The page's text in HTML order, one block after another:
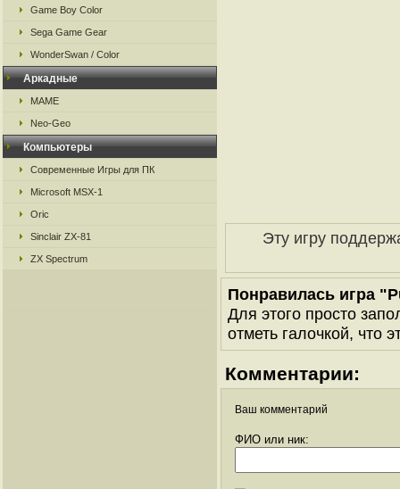
Game Boy Color
Sega Game Gear
WonderSwan / Color
Аркадные
MAME
Neo-Geo
Компьютеры
Современные Игры для ПК
Microsoft MSX-1
Oric
Sinclair ZX-81
ZX Spectrum
Эту игру
Понравилась игра
Для этого просто
отметь галочкой, что
Комментарии:
Ваш комментарий
ФИО или ник: